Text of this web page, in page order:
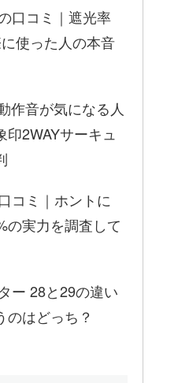
口コミ｜遮光率
使った人の本音
作音が気になる人
2WAYサーキュ
コミ｜ホントに
の実力を調査して
ー 28と29の違い
のはどっち？